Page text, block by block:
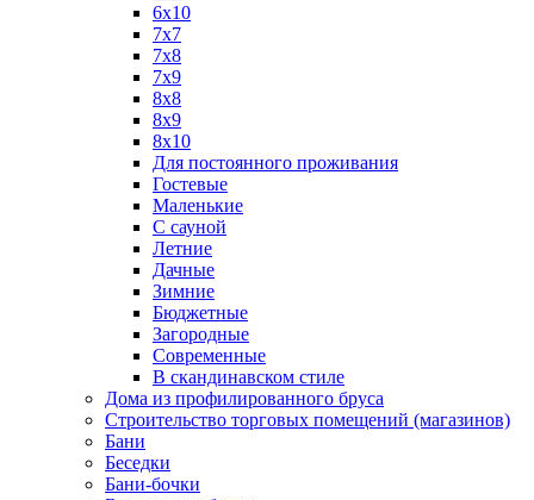
6х10
7х7
7х8
7х9
8х8
8х9
8х10
Для постоянного проживания
Гостевые
Маленькие
С сауной
Летние
Дачные
Зимние
Бюджетные
Загородные
Современные
В скандинавском стиле
Дома из профилированного бруса
Строительство торговых помещений (магазинов)
Бани
Беседки
Бани-бочки